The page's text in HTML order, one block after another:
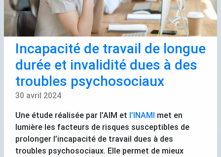
Incapacité de travail de longue
durée et invalidité dues à des
troubles psychosociaux
30 avril 2024
Une étude réalisée par l’AIM et l’INAMI met en
lumière les facteurs de risques susceptibles de
prolonger l’incapacité de travail dues à des
troubles psychosociaux. Elle permet de mieux